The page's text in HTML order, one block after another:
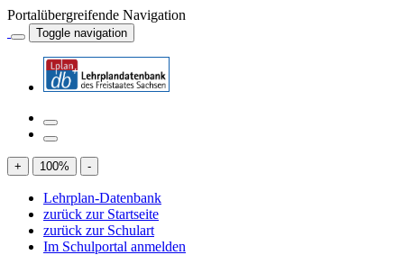
Portalübergreifende Navigation
Toggle navigation
+ 100% -
Lehrplan-Datenbank
zurück zur Startseite
zurück zur Schulart
Im Schulportal anmelden